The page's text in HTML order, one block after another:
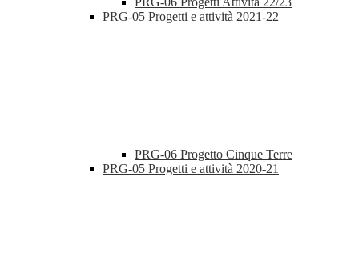
PRG-05 Progetti e attività 2021-22
PRG-06 Progetto Cinque Terre
PRG-05 Progetti e attività 2020-21